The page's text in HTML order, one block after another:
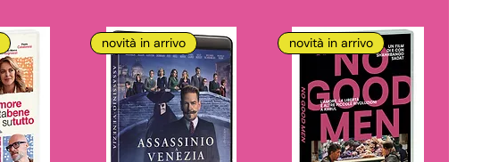
novità in arrivo novità in arrivo